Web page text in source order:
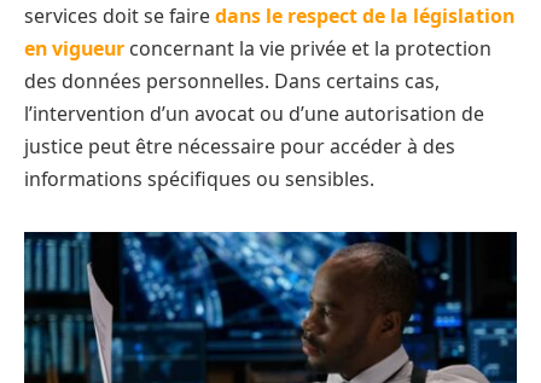
services doit se fairedans le respect de la législation
en vigueur concernant la vie privée et la protection
des données personnelles. Dans certains cas,
l’intervention d’un avocat ou d’une autorisation de
justice peut être nécessaire pour accéder à des
informations spécifiques ou sensibles.